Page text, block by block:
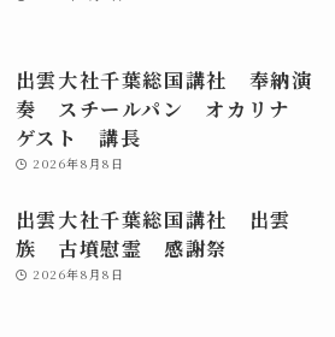
出雲大社千葉総国講社 奉納演
奏 スチールパン オカリナ
ゲスト 講長
2026年8月8日
出雲大社千葉総国講社 出雲
族 古墳慰霊 感謝祭
2026年8月8日